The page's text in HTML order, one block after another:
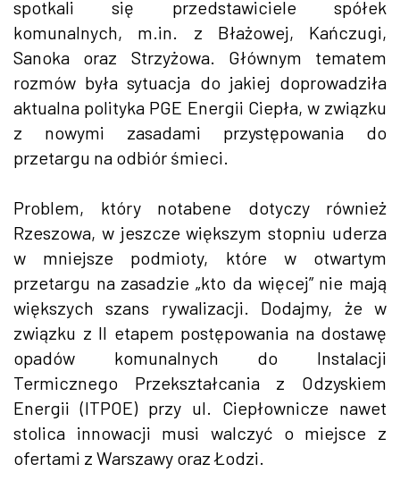
spotkali się przedstawiciele spółek
komunalnych, m.in. z Błażowej, Kańczugi,
Sanoka oraz Strzyżowa. Głównym tematem
rozmów była sytuacja do jakiej doprowadziła
aktualna polityka PGE Energii Ciepła, w związku
z nowymi zasadami przystępowania do
przetargu na odbiór śmieci.
Problem, który notabene dotyczy również
Rzeszowa, w jeszcze większym stopniu uderza
w mniejsze podmioty, które w otwartym
przetargu na zasadzie „kto da więcej” nie mają
większych szans rywalizacji. Dodajmy, że w
związku z II etapem postępowania na dostawę
opadów komunalnych do Instalacji
Termicznego Przekształcania z Odzyskiem
Energii (ITPOE) przy ul. Ciepłownicze nawet
stolica innowacji musi walczyć o miejsce z
ofertami z Warszawy oraz Łodzi.